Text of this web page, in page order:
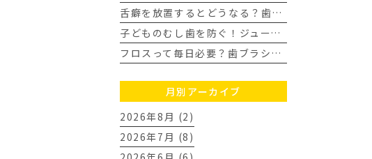
舌癖を放置するとどうなる？歯並びや顎への影響を歯科医師が解説
子どものむし歯を防ぐ！ジュース飲み過ぎの3つの対策｜豊田市
フロスって毎日必要？歯ブラシだけでは落とせない汚れとは
月別アーカイブ
2026年8月 (2)
2026年7月 (8)